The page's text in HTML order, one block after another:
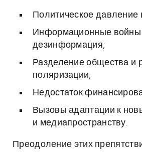
Политическое давление
Информационные войны
дезинформация;
Разделение общества и
поляризации;
Недостаток
Вызовы адаптации к
и медиапространству.
Преодоление этих